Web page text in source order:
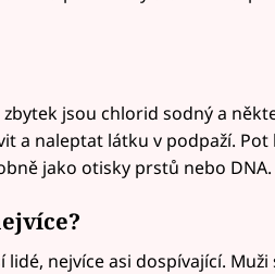
jsou chlorid sodný a
a naleptat látku v podpaží.
jako otisky prstů nebo DNA.
nejvíce asi dospívající. Muži